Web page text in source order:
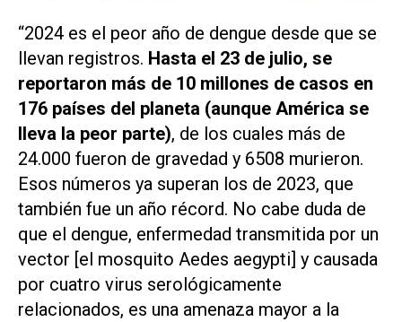
“2024 es el peor año de dengue desde que se
llevan registros. Hasta el 23 de julio, se
reportaron más de 10 millones de casos en
176 países del planeta (aunque América se
lleva la peor parte), de los cuales más de
24.000 fueron de gravedad y 6508 murieron.
Esos números ya superan los de 2023, que
también fue un año récord. No cabe duda de
que el dengue, enfermedad transmitida por un
vector [el mosquito Aedes aegypti] y causada
por cuatro virus serológicamente
relacionados, es una amenaza mayor a la